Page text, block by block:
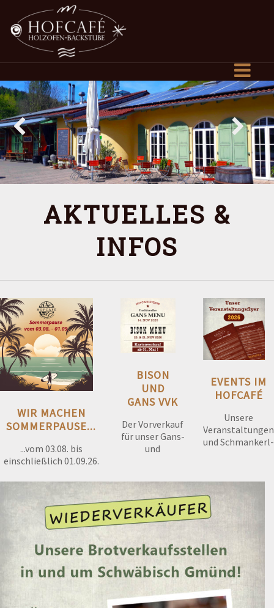
AKTUELLES &
INFOS
WIR MACHEN
SOMMERPAUSE...
...vom 03.08. bis
einschließlich 01.09.26.
BISON
UND
GANS VVK
Der Vorverkauf
für unser Gans-
und
01.Mai.
EVENTS IM
HOFCAFÉ
Unsere
Veranstaltungen
und Schmankerl-